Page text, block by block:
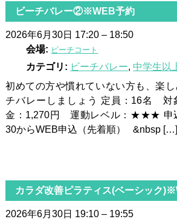
ビーチバレー②※WEB予約
2026年6月30日 17:20– 18:50
会場: ビーチコート
カテゴリ: ビーチバレー, 中学生以
初めての方や慣れていない方も、楽
チバレーしましょう 定員：16名
金：1,270円 運動レベル：★★★ 申
30からWEB申込（先着順） &nbsp […]
カラダ改善ピラティス(ベーシック
2026年6月30日 19:10– 19:55